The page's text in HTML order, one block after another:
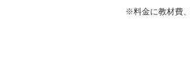
※料金に教材費